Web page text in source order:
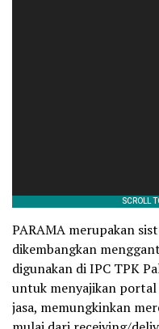
PARAMA merupakan
dikembangkan
digunakan di IPC TPK
untuk menyajikan
jasa, memungkinkan